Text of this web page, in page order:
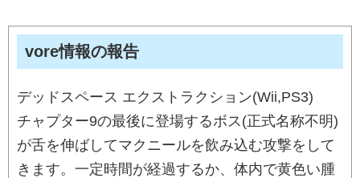
vore情報の報告
デッドスペース エクストラクション(Wii,PS3)
チャプター9の最後に登場するボス(正式名称不明)
が舌を伸ばしてマクニールを飲み込む攻撃をして
きます。一定時間が経過するか、体内で黄色い腫